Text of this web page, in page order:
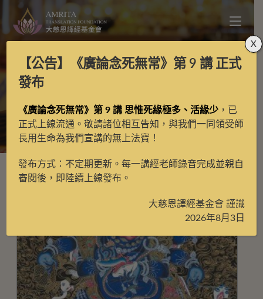
> 眷屬
【公告】 《廣論念死無常》第 9 講正式
發布
《廣論念死無常》第 9 講 思惟死緣極多、活緣少 ，已
正式上線流通。敬請諸位相互告知，與我們一同領受師
長用生命為我們宣講的無上法寶！
發布方式：不定期更新。每一講經老師錄音完成並親自
審閱後，即陸續上線發布。
大慈恩譯經基金會 謹識
2026年8月3日
X